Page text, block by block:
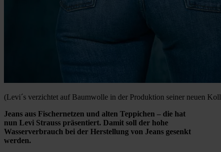
(Levi´s verzichtet auf Baumwolle in der Produktion seiner neuen
Jeans aus Fischernetzen und alten Teppichen – die hat
nun Levi Strauss präsentiert. Damit soll der hohe
Wasserverbrauch bei der Herstellung von Jeans gesenkt
werden.